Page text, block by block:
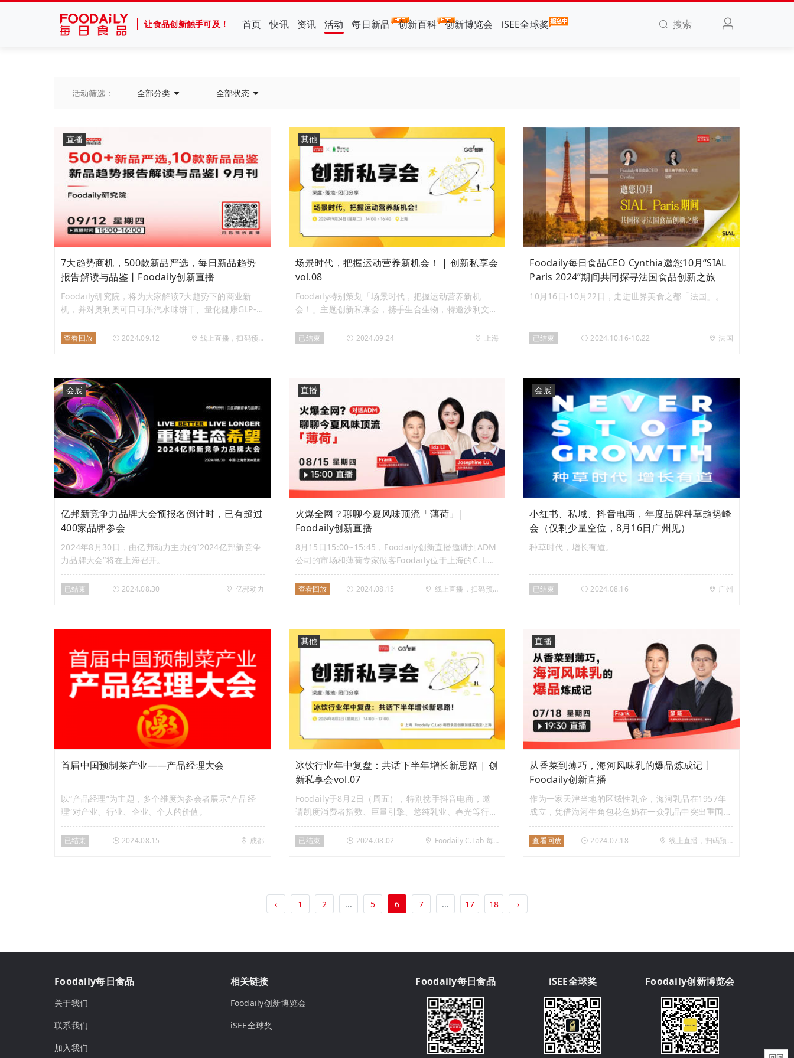
让食品创新触手可及！ 首页 快讯 资讯 活动 每日新品 创新百科 创新博览会 iSEE全球奖 搜索
活动筛选： 全部分类 全部状态
直播
7大趋势商机，500款新品严选，每日新品趋势
报告解读与品鉴丨Foodaily创新直播
Foodaily研究院，将为大家解读7大趋势下的商业新
机，并对奥利奥可口可乐汽水味饼干、量化健康GLP-1
冷泡豆浆粉、喜茶羽衣纤体瓶、麻辣王子黑松露辣条月
饼等10款亮点新品、话题爆品带来解析与现场品鉴。
查看回放 2024.09.12 线上直播，扫码预约
其他
场景时代，把握运动营养新机会！ | 创新私享会
vol.08
Foodaily特别策划「场景时代，把握运动营养新机
会！」主题创新私享会，携手生合生物，特邀沙利文、
诺特兰德、Foodaily研究院，分享关于运动营养市场的
消费洞察、全球趋势、创新解决方案、场景营销策略
已结束 2024.09.24 上海
Foodaily每日食品CEO Cynthia邀您10月“SIAL
Paris 2024”期间共同探寻法国食品创新之旅
10月16日-10月22日，走进世界美食之都「法国」。
已结束 2024.10.16-10.22 法国
会展
亿邦新竞争力品牌大会预报名倒计时，已有超过
400家品牌参会
2024年8月30日，由亿邦动力主办的“2024亿邦新竞争
力品牌大会”将在上海召开。
已结束 2024.08.30 亿邦动力
直播
火爆全网？聊聊今夏风味顶流「薄荷」|
Foodaily创新直播
8月15日15:00~15:45，Foodaily创新直播邀请到ADM
公司的市场和薄荷专家做客Foodaily位于上海的C. Lab
创新加速实验室，以直播对话形式解密薄荷密码，畅谈
风味创新的方法论。
查看回放 2024.08.15 线上直播，扫码预约
会展
小红书、私域、抖音电商，年度品牌种草趋势峰
会（仅剩少量空位，8月16日广州见）
种草时代，增长有道。
已结束 2024.08.16 广州
首届中国预制菜产业——产品经理大会
以“产品经理”为主题，多个维度为参会者展示“产品经
理”对产业、行业、企业、个人的价值。
已结束 2024.08.15 成都
其他
冰饮行业年中复盘：共话下半年增长新思路 | 创
新私享会vol.07
Foodaily于8月2日（周五），特别携手抖音电商，邀
请凯度消费者指数、巨量引擎、悠纯乳业、春光等行业
大咖，共同探讨冰饮的夏日新商机。
已结束 2024.08.02 Foodaily C.Lab 每日食品创新加速实验室 · 上海
直播
从香菜到薄巧，海河风味乳的爆品炼成记丨
Foodaily创新直播
作为一家天津当地的区域性乳企，海河乳品在1957年
成立，凭借海河牛角包花色奶在一众乳品中突出重围，
相继推出可可牛奶、草莓牛奶、巧克力牛奶等热销产
品，近期又凭借香菜牛油果牛奶、薄巧牛奶再度引爆消
费市场。 海河的系列风味乳为何总能抓取国民的注意
司党委书记、董事长邹旸，一同解析海河系列风味乳打
查看回放 2024.07.18 线上直播，扫码预约
‹ 1 2 ... 5 6 7 ... 17 18 ›
Foodaily每日食品
关于我们
联系我们
加入我们
相关链接
Foodaily创新博览会
iSEE全球奖
Foodaily每日食品 iSEE全球奖 Foodaily创新博览会